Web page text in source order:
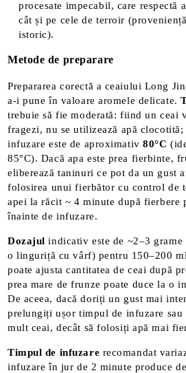
procesate impecabil, care respectă
cât și pe cele de terroir
istoric).
Metode de preparare
Prepararea corectă a ceaiului Long
a-i pune în valoare aromele delicate.
trebuie să fie moderată: fiind un ceai
fragezi, nu se utilizează apă clocotită;
infuzare este de aproximativ80°C
85°C)​. Dacă apa este prea fierbinte,
eliberează taninuri ce pot da un gust
folosirea unui fierbător cu control de
apei la răcit ~ 4 minute după fierbere
înainte de infuzare.
Dozajul indicativ este de ~2–3
o linguriță cu vârf) pentru 150–200
poate ajusta cantitatea de ceai după
prea mare de frunze poate duce la o
De aceea, dacă doriți un gust mai
prelungiți ușor timpul de infuzare sau
mult ceai, decât să folosiți apă mai
Timpul de infuzare recomandat
infuzare în jur de 2 minute produce